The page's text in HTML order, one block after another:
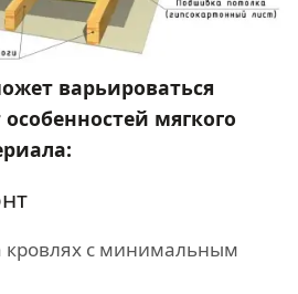
варьироваться
мягкого
кровлях с минимальным